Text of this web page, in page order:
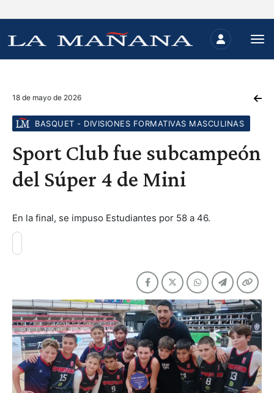
18 de mayo de 2026
BASQUET - DIVISIONES FORMATIVAS MASCULINAS
Sport Club fue subcampeón
del Súper 4 de Mini
En la final, se impuso Estudiantes por 58 a 46.